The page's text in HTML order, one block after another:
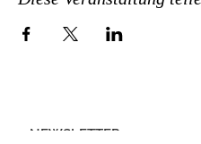
NEWSLETTER